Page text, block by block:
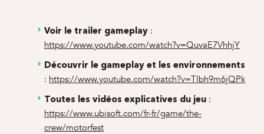
Voir le trailer gameplay :
https://www.youtube.com/watch?v=QuvaE7VhhjY
Découvrir le gameplay et les environnements
: https://www.youtube.com/watch?v=TIbh9m6jQPk
Toutes les vidéos explicatives du jeu :
https://www.ubisoft.com/fr-fr/game/the-
crew/motorfest